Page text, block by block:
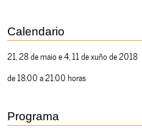
Calendario
21, 28 de maio e 4, 11 de xuño de 2018
de 18:00 a 21:00 horas
Programa